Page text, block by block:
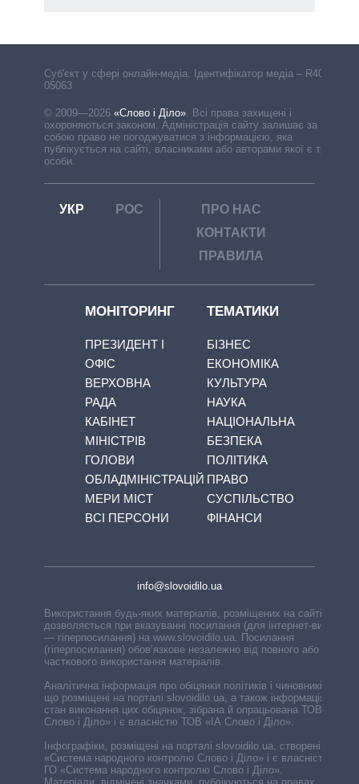
Cуб'єкт у сфері онлайн-медіа. Ідентифікатор медіа – R40-
05063
© 2009—2026 «Слово і Діло». Всі права захищені і
охороняються законом. Адміністрація сайту залишає за
собою право не погоджуватися з інформацією, яка
публікується на сайті, власниками або авторами якої є треті
особи.
УКР РОС
ПРО НАС
КОНТАКТИ
ПРАВИЛА
МОНІТОРИНГ
ПРЕЗИДЕНТ І
ОФІС
ВЕРХОВНА
РАДА
КАБІНЕТ
МІНІСТРІВ
ГОЛОВИ
ОБЛАДМІНІСТРАЦІЙ
МЕРИ МІСТ
ВСІ ПЕРСОНИ
ТЕМАТИКИ
БІЗНЕС
ЕКОНОМІКА
КУЛЬТУРА
НАУКА
НАЦІОНАЛЬНА
БЕЗПЕКА
ПОЛІТИКА
ПРАВО
СУСПІЛЬСТВО
ФІНАНСИ
info@slovoidilo.ua
Використання будь-яких матеріалів, розміщених на сайті,
дозволяється при вказуванні посилання (для інтернет-видань
— гіперпосилання) на www.slovoidilo.ua. Посилання
(гіперпосилання) обов’язкове незалежно від повного або
часткового використання матеріалів.
Аналітична інформація про обіцянки політиків і чиновників,
що розміщені на порталі slovoidilo.ua, а також інформація про
стан виконання цих обіцянок, зібрана й опрацьована ТОВ «ІА
Слово і Діло» і є власністю ТОВ «ІА Слово і Діло».
Інфографіки, розміщені на порталі slovoidilo.ua, створені ГО
«Система народного контролю Слово і Діло» і є власністю
ГО «Система народного контролю Слово і Діло».